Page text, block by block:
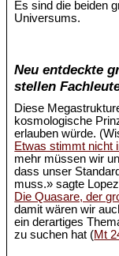
Es sind die beiden
Universums.
Neu entdeckte
stellen
Diese
kosmologische
erlauben würde.
Etwas stimmt nicht
mehr müssen wir
dass unser
muss.» sagte
Die Quasare, der
damit wären wir
ein derartiges
zu suchen hat (Mt